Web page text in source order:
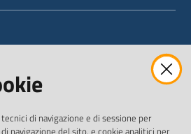
di navigazione e di sessione per
navigazione del sito, e cookie analitici per